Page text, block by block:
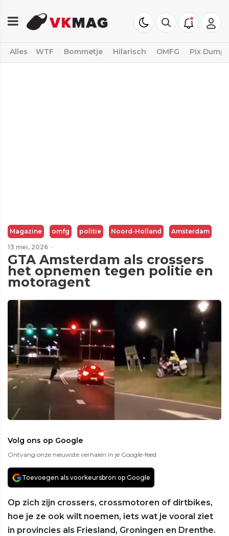
Alles WTF Bommetje Hilarisch OMFG Pix Dump
Magazine omfg politie Noord-Holland Amsterdam
13 mei, 2026 ·
GTA Amsterdam als crossers
het opnemen tegen politie en
motoragent
Volg ons op Google
Ontvang onze nieuwste verhalen in je Google-feed
Toevoegen als voorkeursbron op Google
Op zich zijn crossers, crossmotoren of dirtbikes,
hoe je ze ook wilt noemen, iets wat je vooral ziet
in provincies als Friesland, Groningen en Drenthe.